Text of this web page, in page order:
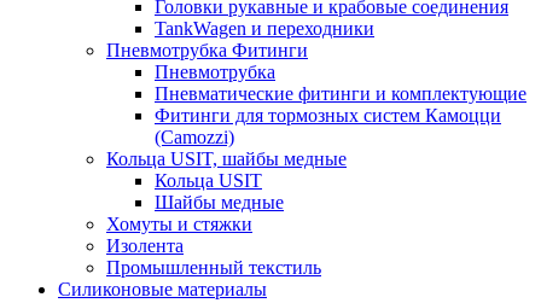
Головки рукавные и крабовые соединения
TankWagen и переходники
Пневмотрубка Фитинги
Пневмотрубка
Пневматические фитинги и комплектующие
Фитинги для тормозных систем Камоцци
(Camozzi)
Кольца USIT, шайбы медные
Кольца USIT
Шайбы медные
Хомуты и стяжки
Изолента
Промышленный текстиль
Силиконовые материалы